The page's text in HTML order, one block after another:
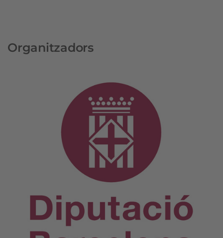
Organitzadors